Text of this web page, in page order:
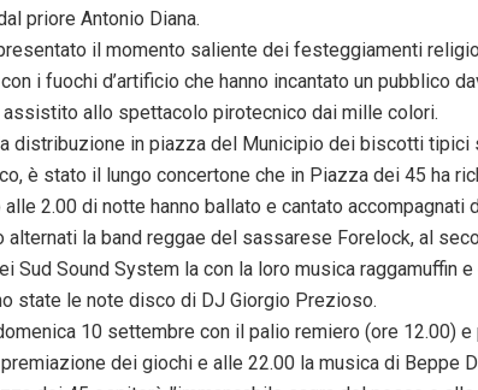
priore Antonio Diana.
il momento saliente dei festeggiamenti
i fuochi d’artificio che hanno incantato un pubblico
assistito allo spettacolo pirotecnico dai mille colori.
distribuzione in piazza del Municipio dei biscotti tipici
è stato il lungo concertone che in Piazza dei 45 ha
2.00 di notte hanno ballato e cantato accompagnati
alternati la band reggae del sassarese Forelock, al
Sud Sound System la con la loro musica raggamuffin e
state le note disco di DJ Giorgio Prezioso.
10 settembre con il palio remiero (ore 12.00)
dei giochi e alle 22.00 la musica di Beppe